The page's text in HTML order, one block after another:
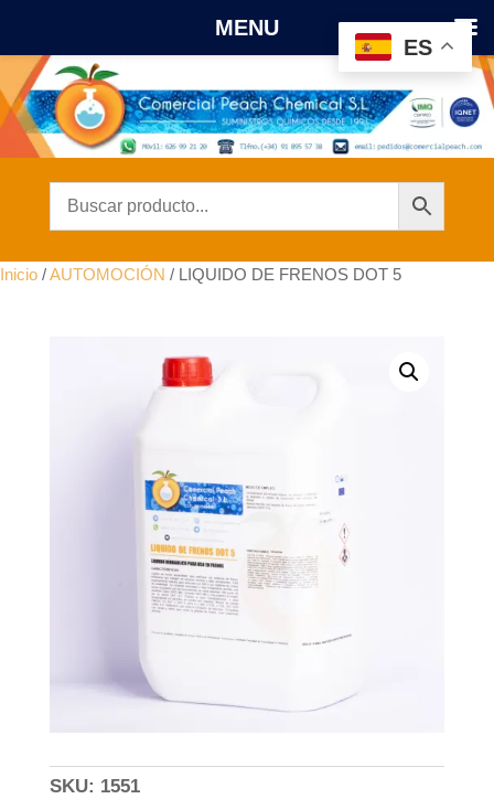
Inicio /AUTOMOCIÓN / LIQUIDO DE FRENOS DOT 5
SKU: 1551
ES
MENU